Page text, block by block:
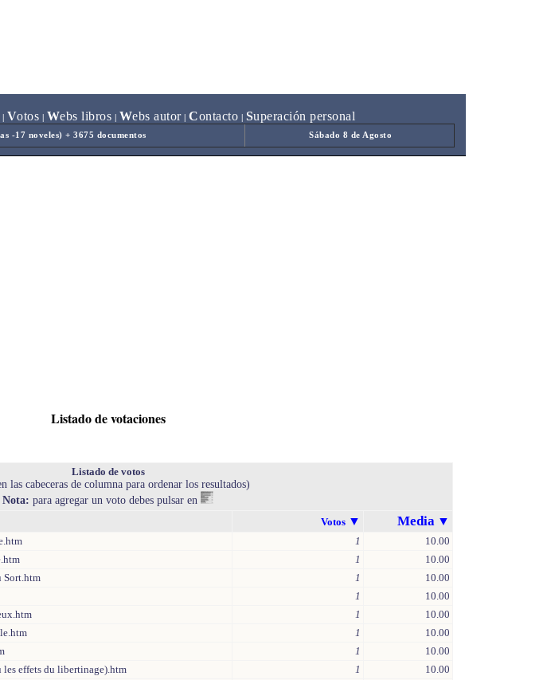
Votos Webs libros Webs autor| Contacto Superación personal
-17 noveles) + 3675 documentos Sábado 8 de Agosto
Listado de votaciones
Listado de votos
las cabeceras de columna para ordenar los resultados)
Nota: para agregar un voto debes pulsar en
Votos ▼ Media ▼
1
10.00
1
10.00
Sort.htm
1
10.00
1
10.00
1
10.00
1
10.00
1
10.00
les effets du libertinage).htm
1
10.00